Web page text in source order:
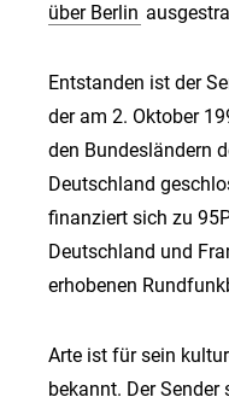
über Berlin
Entstanden ist der
der am 2. Oktober
den Bundesländern
Deutschland
finanziert sich zu
Deutschland und
erhobenen
Arte ist für sein
bekannt. Der